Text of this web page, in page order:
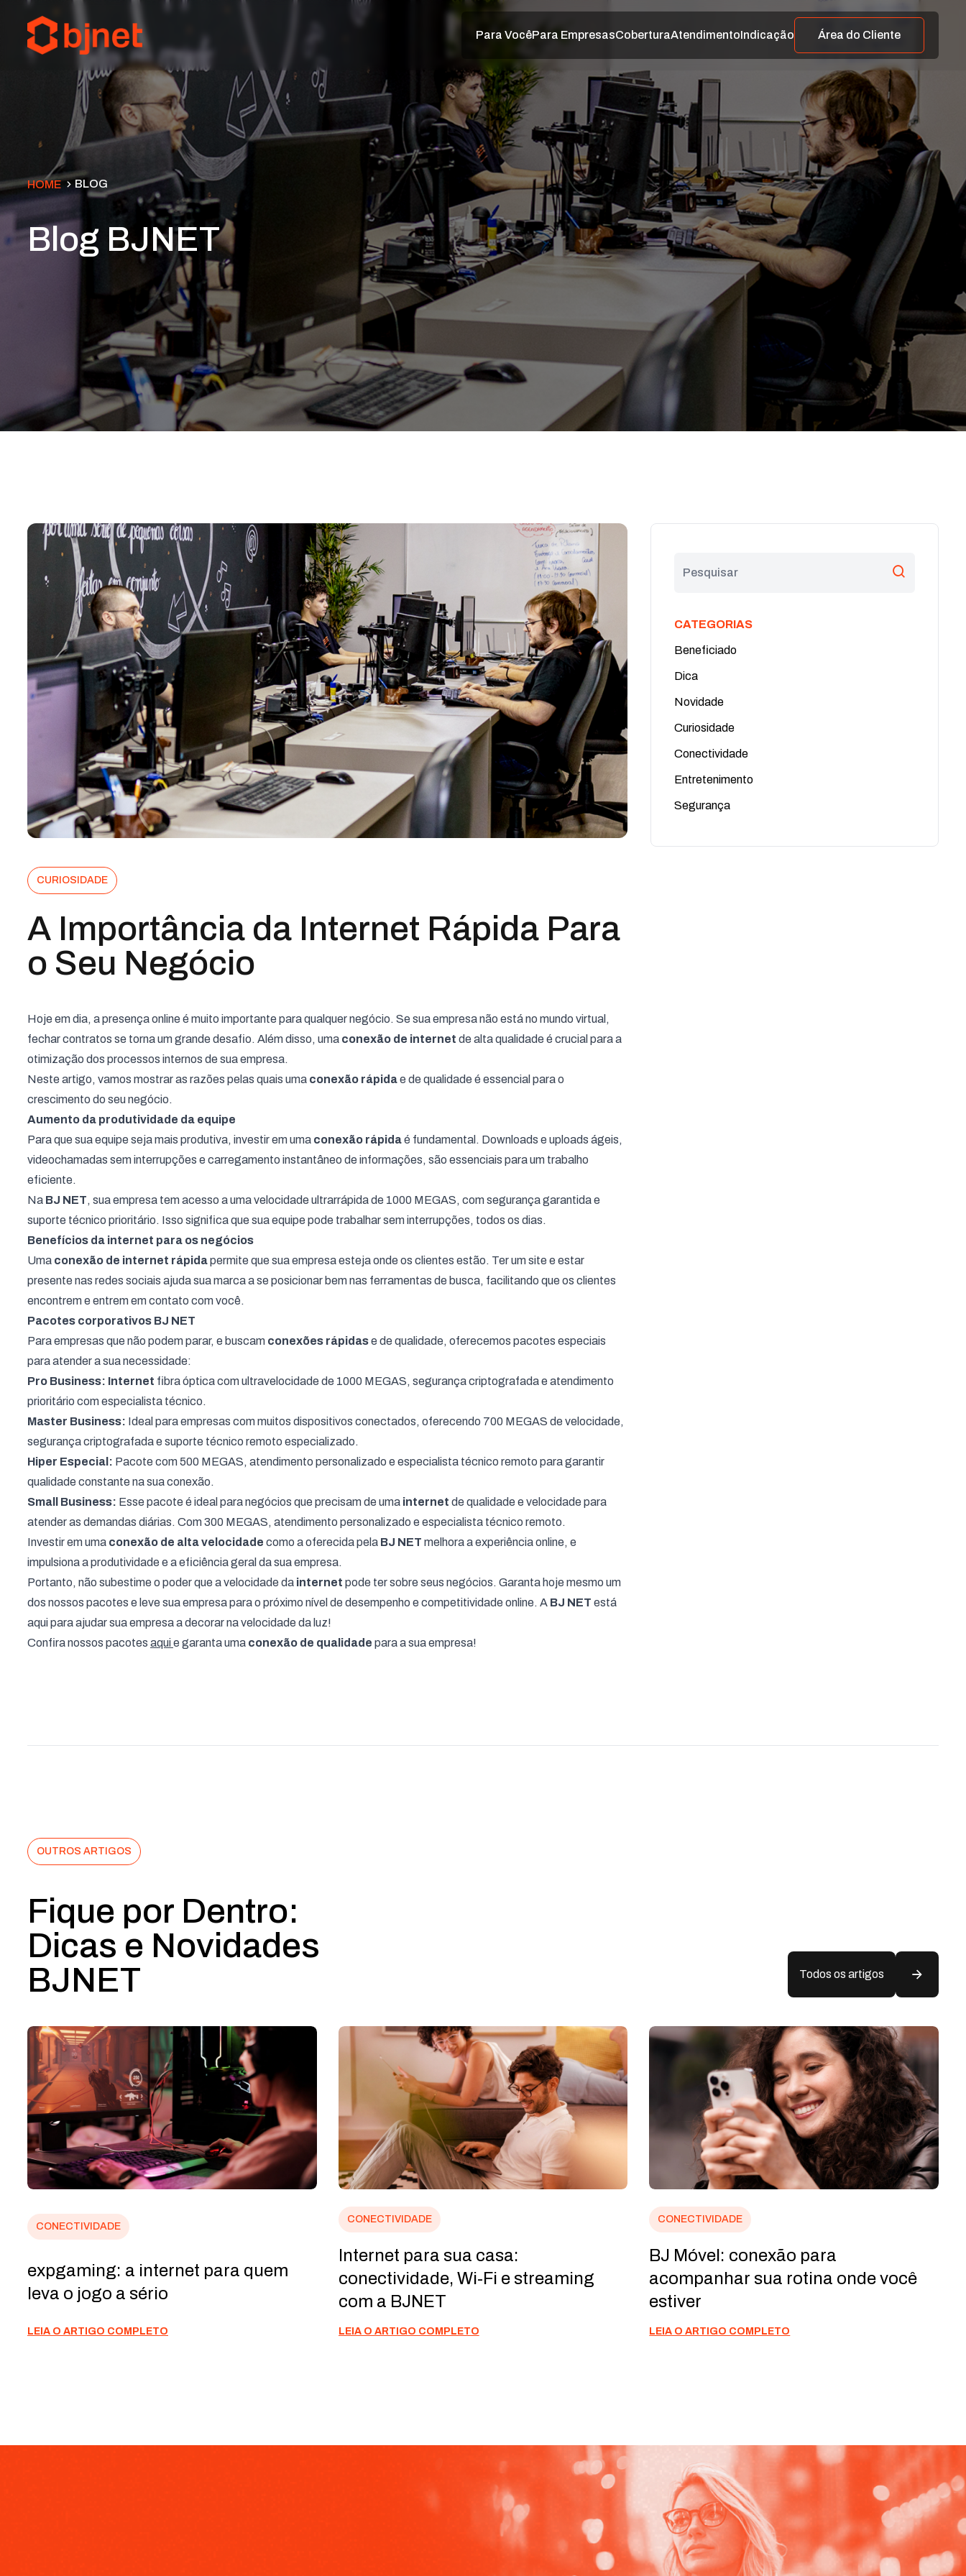
Para VocêPara EmpresasCoberturaAtendimentoIndicação Área do Cliente
HOME BLOG
Blog BJNET
CURIOSIDADE
A Importância da Internet Rápida Para
o Seu Negócio
Hoje em dia, a presença online é muito importante para qualquer negócio. Se sua empresa não está no mundo virtual,
fechar contratos se torna um grande desafio. Além disso, uma conexão de internet de alta qualidade é crucial para a
otimização dos processos internos de sua empresa.
Neste artigo, vamos mostrar as razões pelas quais uma conexão rápidae de qualidade é essencial para o
crescimento do seu negócio.
Aumento da produtividade da equipe
Para que sua equipe seja mais produtiva, investir em uma conexão rápidaé fundamental. Downloads e uploads ágeis,
videochamadas sem interrupções e carregamento instantâneo de informações, são essenciais para um trabalho
eficiente.
Na BJ NET, sua empresa tem acesso a uma velocidade ultrarrápida de 1000 MEGAS, com segurança garantida e
suporte técnico prioritário. Isso significa que sua equipe pode trabalhar sem interrupções, todos os dias.
Benefícios da internet para os negócios
Uma conexão de internet rápidapermite que sua empresa esteja onde os clientes estão. Ter um site e estar
presente nas redes sociais ajuda sua marca a se posicionar bem nas ferramentas de busca, facilitando que os clientes
encontrem e entrem em contato com você.
Pacotes corporativos BJ NET
Para empresas que não podem parar, e buscam conexões rápidase de qualidade, oferecemos pacotes especiais
para atender a sua necessidade:
Pro Business: Internet fibra óptica com ultravelocidade de 1000 MEGAS, segurança criptografada e atendimento
prioritário com especialista técnico.
Master Business: Ideal para empresas com muitos dispositivos conectados, oferecendo 700 MEGAS de velocidade,
segurança criptografada e suporte técnico remoto especializado.
Hiper Especial: Pacote com 500 MEGAS, atendimento personalizado e especialista técnico remoto para garantir
qualidade constante na sua conexão.
Small Business: Esse pacote é ideal para negócios que precisam de uma internet de qualidade e velocidade para
atender as demandas diárias. Com 300 MEGAS, atendimento personalizado e especialista técnico remoto.
Investir em uma conexão de alta velocidade como a oferecida pela BJ NET melhora a experiência online, e
impulsiona a produtividade e a eficiência geral da sua empresa.
Portanto, não subestime o poder que a velocidade da internet pode ter sobre seus negócios. Garanta hoje mesmo um
dos nossos pacotes e leve sua empresa para o próximo nível de desempenho e competitividade online. A BJ NET está
aqui para ajudar sua empresa a decorar na velocidade da luz!
Confira nossos pacotes aquie garanta uma conexão de qualidade para a sua empresa!
CATEGORIAS
Beneficiado
Dica
Novidade
Curiosidade
Conectividade
Entretenimento
Segurança
OUTROS ARTIGOS
Fique por Dentro:
Dicas e Novidades
BJNET
Todos os artigos
CONECTIVIDADE
expgaming: a internet para quem
leva o jogo a sério
LEIA O ARTIGO COMPLETO
CONECTIVIDADE
Internet para sua casa:
conectividade, Wi-Fi e streaming
com a BJNET
LEIA O ARTIGO COMPLETO
CONECTIVIDADE
BJ Móvel: conexão para
acompanhar sua rotina onde você
estiver
LEIA O ARTIGO COMPLETO